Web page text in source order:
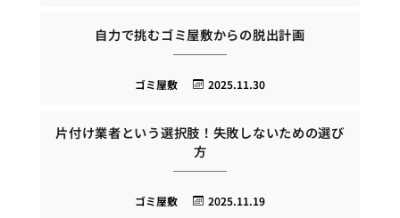
自力で挑むゴミ屋敷からの脱出計画
2025.11.30
ゴミ屋敷
片付け業者という選択肢！失敗しないための選び
方
2025.11.19
ゴミ屋敷